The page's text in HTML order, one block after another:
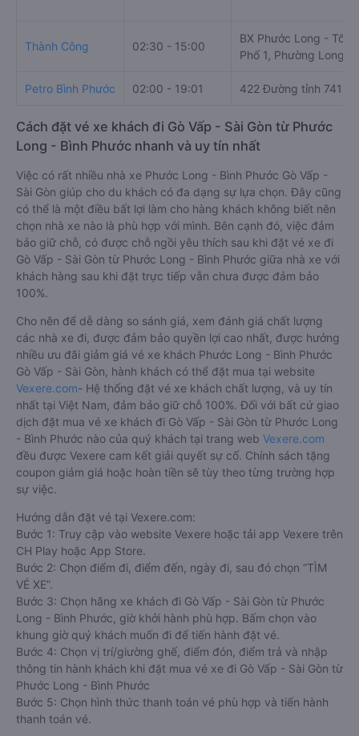
Thành Công 02:30 - 15:00
BX Phước Long - Tổ
Phố 1, Phường Long
Petro Bình Phước 02:00 - 19:01 422 Đường tỉnh 741
Cách đặt vé xe khách đi Gò Vấp - Sài Gòn từ Phước
Long - Bình Phước nhanh và uy tín nhất
Việc có rất nhiều nhà xe Phước Long - Bình Phước Gò Vấp -
Sài Gòn giúp cho du khách có đa dạng sự lựa chọn. Đây cũng
có thể là một điều bất lợi làm cho hàng khách không biết nên
chọn nhà xe nào là phù hợp với mình. Bên cạnh đó, việc đảm
bảo giữ chỗ, có được chỗ ngồi yêu thích sau khi đặt vé xe đi
Gò Vấp - Sài Gòn từ Phước Long - Bình Phước giữa nhà xe với
khách hàng sau khi đặt trực tiếp vẫn chưa được đảm bảo
100%.
Cho nên để dễ dàng so sánh giá, xem đánh giá chất lượng
các nhà xe đi, được đảm bảo quyền lợi cao nhất, được hưởng
nhiều ưu đãi giảm giá vé xe khách Phước Long - Bình Phước
Gò Vấp - Sài Gòn, hành khách có thể đặt mua tại website
Vexere.com- Hệ thống đặt vé xe khách chất lượng, và uy tín
nhất tại Việt Nam, đảm bảo giữ chỗ 100%. Đối với bất cứ giao
dịch đặt mua vé xe khách đi Gò Vấp - Sài Gòn từ Phước Long
- Bình Phước nào của quý khách tại trang web Vexere.com
đều được Vexere cam kết giải quyết sự cố. Chính sách tặng
coupon giảm giá hoặc hoàn tiền sẽ tùy theo từng trường hợp
sự việc.
Hướng dẫn đặt vé tại Vexere.com:
Bước 1: Truy cập vào website Vexere hoặc tải app Vexere trên
CH Play hoặc App Store.
Bước 2: Chọn điểm đi, điểm đến, ngày đi, sau đó chọn “TÌM
VÉ XE”.
Bước 3: Chọn hãng xe khách đi Gò Vấp - Sài Gòn từ Phước
Long - Bình Phước, giờ khởi hành phù hợp. Bấm chọn vào
khung giờ quý khách muốn đi để tiến hành đặt vé.
Bước 4: Chọn vị trí/giường ghế, điểm đón, điểm trả và nhập
thông tin hành khách khi đặt mua vé xe đi Gò Vấp - Sài Gòn từ
Phước Long - Bình Phước
Bước 5: Chọn hình thức thanh toán vé phù hợp và tiến hành
thanh toán vé.